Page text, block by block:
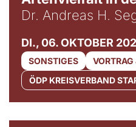
Dr. Andreas H.
DI., 06. OKTOBER
SONSTIGES
VORTRAG
ÖDP KREISVERBAND